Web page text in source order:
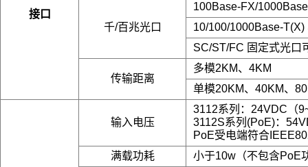
接口
千/百兆光口
100Base-FX/
10/100/1000Base-T(X)
SC/ST/FC 固定式光口
传输距离
多模2KM、4KM
单模20KM、40KM、
输入电压
3112系列：24VDC（
3112S系列(PoE)：
PoE受电端符合
满载功耗
小于10w（不包含PoE